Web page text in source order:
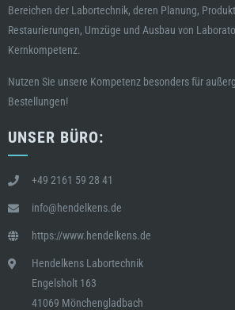
Bereichen der Labortechnik, deren Planung,
Restaurierungen, Umzüge und Ausbau von
Kernkompetenz.
Nutzen Sie unsere Kompetenz besonders für
Bestellungen!
UNSER BÜRO:
+49 2161 59 28 41
info@hendelkens.de
https://www.hendelkens.de
Hendelkens Labortechnik
Engelsholt 163
41069 Mönchengladbach